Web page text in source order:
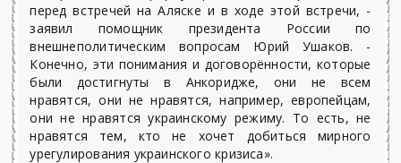
перед встречей на Аляске и в ходе этой встречи, -
заявил помощник президента России по
внешнеполитическим вопросам Юрий Ушаков. -
Конечно, эти понимания и договорённости, которые
были достигнуты в Анкоридже, они не всем
нравятся, они не нравятся, например, европейцам,
они не нравятся украинскому режиму. То есть, не
нравятся тем, кто не хочет добиться мирного
урегулирования украинского кризиса».